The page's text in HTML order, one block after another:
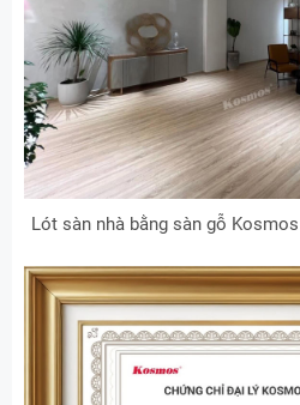
Lót sàn nhà bằng sàn gỗ